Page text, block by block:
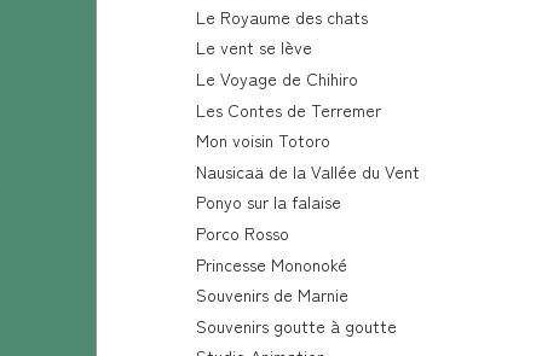
Le Royaume des chats
Le vent se lève
Le Voyage de Chihiro
Les Contes de Terremer
Mon voisin Totoro
Nausicaä de la Vallée du Vent
Ponyo sur la falaise
Porco Rosso
Princesse Mononoké
Souvenirs de Marnie
Souvenirs goutte à goutte